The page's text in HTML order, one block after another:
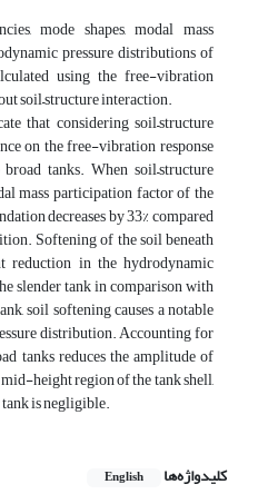
mode shapes, modal mass
pressure distributions of
using the free-vibration
soil–structure interaction.
that considering soil–structure
on the free-vibration response
tanks. When soil–structure
mass participation factor of the
decreases by 33% compared
Softening of the soil beneath
reduction in the hydrodynamic
slender tank in comparison with
soil softening causes a notable
distribution. Accounting for
tanks reduces the amplitude of
height region of the tank shell,
is negligible.
کلیدواژه‌ها English